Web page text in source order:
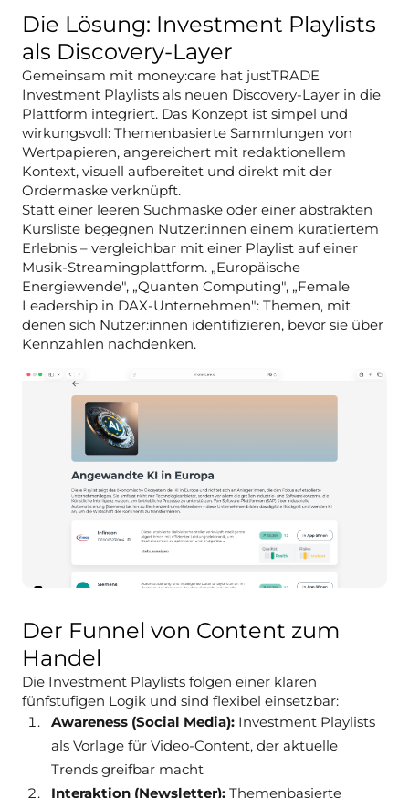
Die Lösung: Investment Playlists
als Discovery-Layer
Gemeinsam mit money:care hat justTRADE
Investment Playlists als neuen Discovery-Layer in die
Plattform integriert. Das Konzept ist simpel und
wirkungsvoll: Themenbasierte Sammlungen von
Wertpapieren, angereichert mit redaktionellem
Kontext, visuell aufbereitet und direkt mit der
Ordermaske verknüpft.
Statt einer leeren Suchmaske oder einer abstrakten
Kursliste begegnen Nutzer:innen einem kuratiertem
Erlebnis – vergleichbar mit einer Playlist auf einer
Musik-Streamingplattform. „Europäische
Energiewende", „Quanten Computing", „Female
Leadership in DAX-Unternehmen": Themen, mit
denen sich Nutzer:innen identifizieren, bevor sie über
Kennzahlen nachdenken.
Der Funnel von Content zum
Handel
Die Investment Playlists folgen einer klaren
fünfstufigen Logik und sind flexibel einsetzbar:
Awareness (Social Media): Investment Playlists
als Vorlage für Video-Content, der aktuelle
Trends greifbar macht
Interaktion (Newsletter): Themenbasierte